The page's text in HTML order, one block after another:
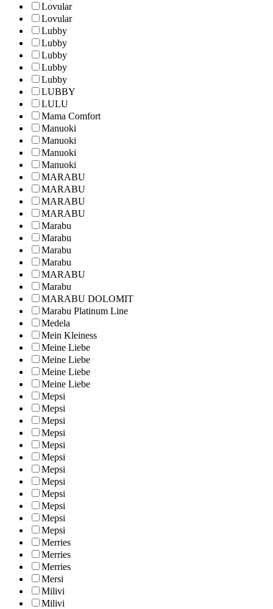
Lovular
Lovular
Lubby
Lubby
Lubby
Lubby
Lubby
LUBBY
LULU
Mama Comfort
Manuoki
Manuoki
Manuoki
Manuoki
MARABU
MARABU
MARABU
MARABU
Marabu
Marabu
Marabu
Marabu
MARABU
Marabu
MARABU DOLOMIT
Marabu Platinum Line
Medela
Mein Kleiness
Meine Liebe
Meine Liebe
Meine Liebe
Meine Liebe
Mepsi
Mepsi
Mepsi
Mepsi
Mepsi
Mepsi
Mepsi
Mepsi
Mepsi
Mepsi
Mepsi
Mepsi
Merries
Merries
Merries
Mersi
Milivi
Milivi